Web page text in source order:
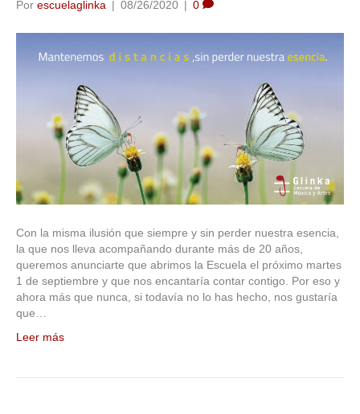
Por escuelaglinka | 08/26/2020 | 0
Con la misma ilusión que siempre y sin perder nuestra esencia,
la que nos lleva acompañando durante más de 20 años,
queremos anunciarte que abrimos la Escuela el próximo martes
1 de septiembre y que nos encantaría contar contigo. Por eso y
ahora más que nunca, si todavía no lo has hecho, nos gustaría
que…
Leer más